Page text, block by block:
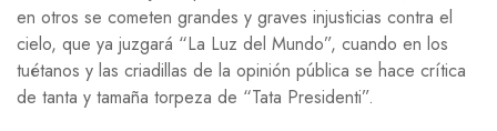
en otros se cometen grandes y graves injusticias contra el
cielo, que ya juzgará “La Luz del Mundo”, cuando en los
tuétanos y las criadillas de la opinión pública se hace crítica
de tanta y tamaña torpeza de “Tata Presidenti”.